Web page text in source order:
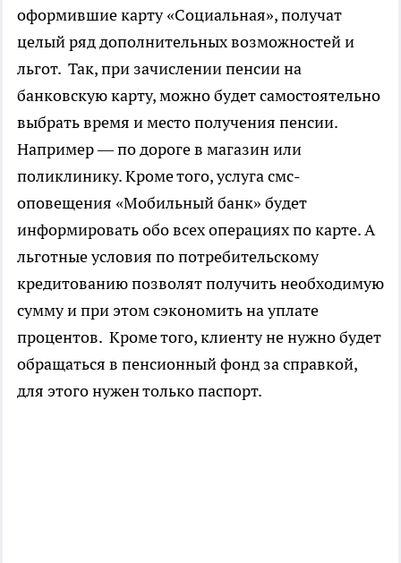
оформившие карту «Социальная», получат
целый ряд дополнительных возможностей и
льгот. Так, при зачислении пенсии на
банковскую карту, можно будет самостоятельно
выбрать время и место получения пенсии.
Например — по дороге в магазин или
поликлинику. Кроме того, услуга смс-
оповещения «Мобильный банк» будет
информировать обо всех операциях по карте. А
льготные условия по потребительскому
кредитованию позволят получить необходимую
сумму и при этом сэкономить на уплате
процентов. Кроме того, клиенту не нужно будет
обращаться в пенсионный фонд за справкой,
для этого нужен только паспорт.